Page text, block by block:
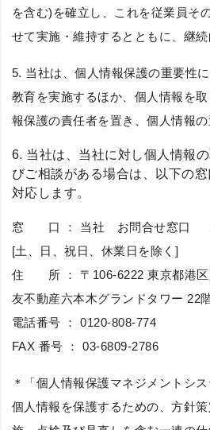
を含む)を確立し、これを従業員そ
せて実施・維持するとともに、継続
5. 当社は、個人情報保護の重要性
教育を実施するほか、個人情報を
報保護の責任者を置き、個人情報の
6. 当社は、当社に対し個人情報
びご相談がある場合は、以下の
対応します。
窓 口 ： 当社 お問合せ窓口 （
[土、日、祝日、休業日を除く]
住 所 ： 〒106-6222 東京都港区
友不動産六本木グランドタワー 22
電話番号 ：0120-808-774
FAX 番号 ： 03-6809-2786
＊「個人情報保護マネジメントシス
個人情報を保護するための、方針